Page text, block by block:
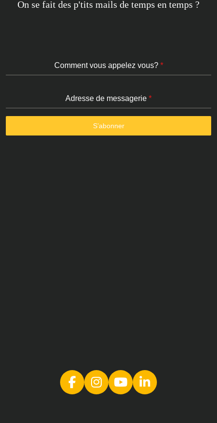
On se fait des p'tits mails de temps en temps ?
Comment vous appelez vous? *
Adresse de messagerie *
S’abonner